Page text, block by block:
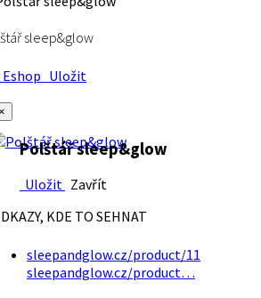
sleep&glow
Uložit
Polštář sleep&glow
Uložit Zavřít
KDE TO SEHNAT
sleepandglow.cz/product/11
sleepandglow.cz/product…